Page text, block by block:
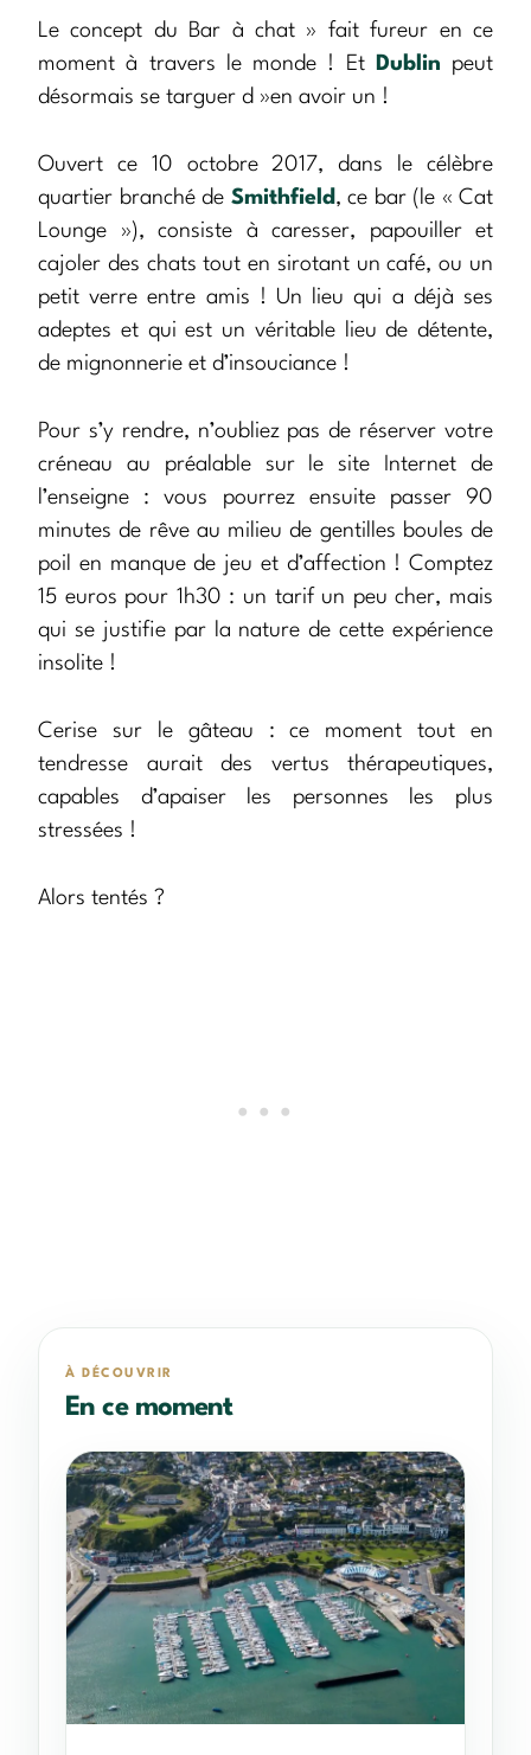
Le concept du Bar à chat » fait fureur en ce
moment à travers le monde ! Et
Dublin peut
désormais se targuer d »en avoir un !
Ouvert ce 10 octobre 2017, dans le célèbre
quartier branché de Smithfield , ce bar (le « Cat
Lounge »), consiste à caresser, papouiller et
cajoler des chats tout en sirotant un café, ou un
petit verre entre amis ! Un lieu qui a déjà ses
adeptes et qui est un véritable lieu de détente,
de mignonnerie et d’insouciance !
Pour s’y rendre, n’oubliez pas de réserver votre
créneau au préalable sur le site Internet de
l’enseigne : vous pourrez ensuite passer 90
minutes de rêve au milieu de gentilles boules de
poil en manque de jeu et d’affection ! Comptez
15 euros pour 1h30 : un tarif un peu cher, mais
qui se justifie par la nature de cette expérience
insolite !
Cerise sur le gâteau : ce moment tout en
tendresse aurait des vertus thérapeutiques,
capables d’apaiser les personnes les plus
stressées !
Alors tentés ?
À DÉCOUVRIR
En ce moment